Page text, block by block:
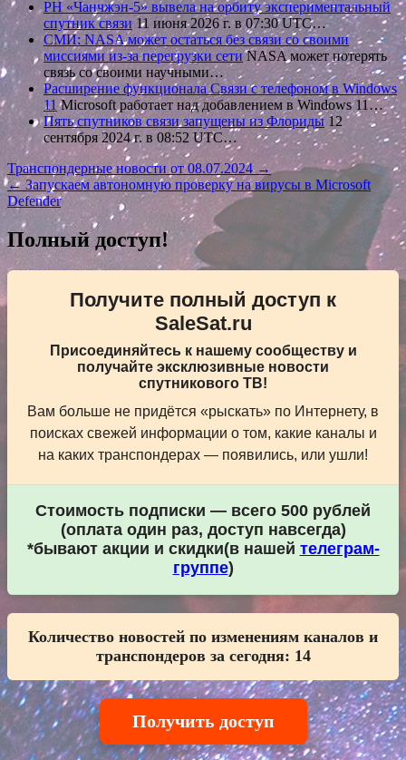
РН «Чанчжэн-5» вывела на орбиту экспериментальный
спутник связи11 июня 2026 г. в 07:30 UTC…
СМИ: NASA может остаться без связи со своими
миссиями из-за перегрузки сетиNASA может потерять
связь со своими научными…
Расширение функционала Связи с телефоном в Windows
11 Microsoft работает над добавлением в Windows 11…
Пять спутников связи запущены из Флориды 12
сентября 2024 г. в 08:52 UTC…
Навигация
по
записям
Транспондерные новости от 08.07.2024 →
← Запускаем автономную проверку на вирусы в Microsoft
Defender
Полный доступ!
Получите полный доступ к
SaleSat.ru
Присоединяйтесь к нашему сообществу и
получайте эксклюзивные новости
спутникового ТВ!
Вам больше не придётся «рыскать» по Интернету, в
поисках свежей информации о том, какие каналы и
на каких транспондерах — появились, или ушли!
Стоимость подписки — всего 500 рублей
(оплата один раз, доступ навсегда)
*бывают акции и скидки(в нашей телеграм-
группе)
Количество новостей по изменениям каналов и
транспондеров за сегодня: 14
Получить доступ